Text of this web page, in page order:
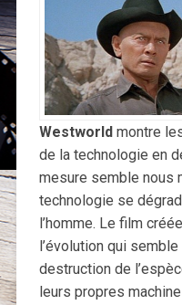
Westworld montre
de la technologie en
mesure semble nous
technologie se
l’homme. Le film
l’évolution qui
destruction de
leurs propres